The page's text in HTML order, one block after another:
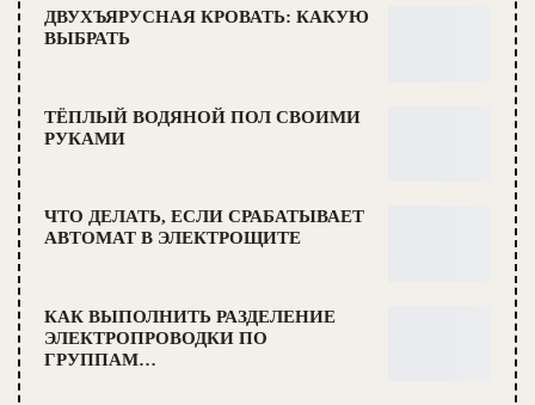
ДВУХЪЯРУСНАЯ КРОВАТЬ: КАКУЮ
ВЫБРАТЬ
ТЁПЛЫЙ ВОДЯНОЙ ПОЛ СВОИМИ
РУКАМИ
ЧТО ДЕЛАТЬ, ЕСЛИ СРАБАТЫВАЕТ
АВТОМАТ В ЭЛЕКТРОЩИТЕ
КАК ВЫПОЛНИТЬ РАЗДЕЛЕНИЕ
ЭЛЕКТРОПРОВОДКИ ПО
ГРУППАМ…